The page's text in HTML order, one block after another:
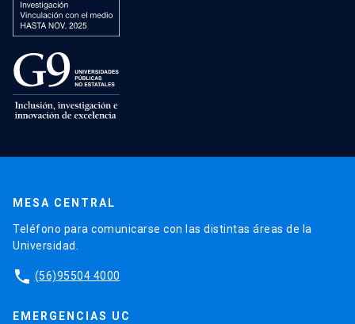
MESA CENTRAL
Teléfono para comunicarse con las distintas áreas de la
Universidad.
phone (56)95504 4000
EMERGENCIAS UC